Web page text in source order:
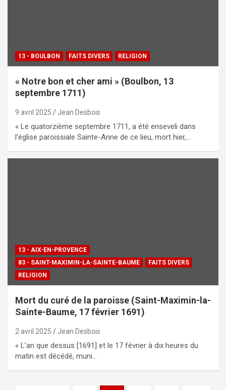
13 - BOULBON FAITS DIVERS RELIGION
« Notre bon et cher ami » (Boulbon, 13
septembre 1711)
9 avril 2025 Jean Desbois
« Le quatorzième septembre 1711, a été enseveli dans
l’église paroissiale Sainte-Anne de ce lieu, mort hier,…
13 - AIX-EN-PROVENCE
83 - SAINT-MAXIMIN-LA-SAINTE-BAUME
FAITS DIVERS
RELIGION
Mort du curé de la paroisse (Saint-Maximin-la-
Sainte-Baume, 17 février 1691)
2 avril 2025 Jean Desbois
« L’an que dessus [1691] et le 17 février à dix heures du
matin est décédé, muni…